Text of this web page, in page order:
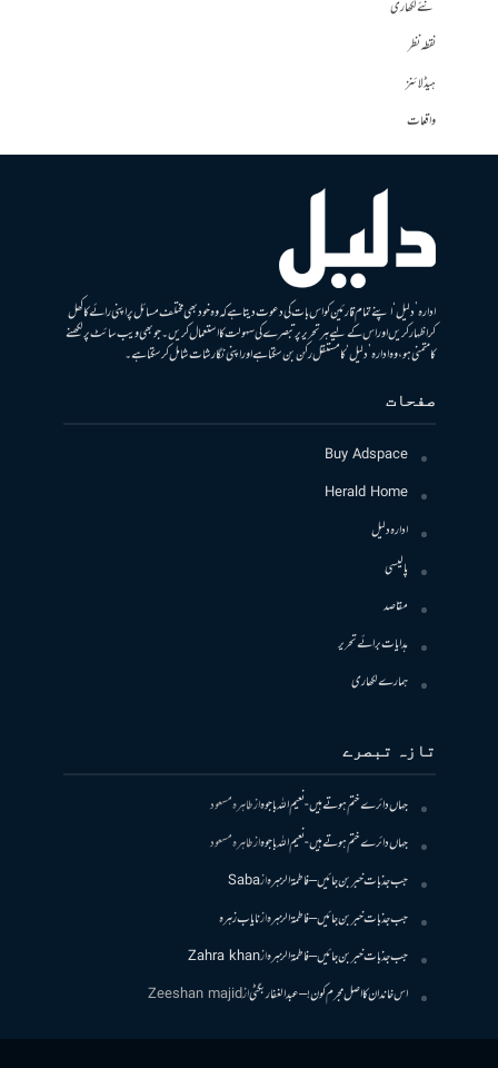
نئے لکھاری
نقطہ نظر
ہیڈلائنز
واقعات
ادارہ ’دلیل‘ اپنے تمام قارئین کو اس بات کی دعوت دیتا ہے کہ وہ خود بھی مختلف مسائل پر اپنی رائے کا کھل
کر اظہار کریں اور اس کے لیے ہر تحریر پر تبصرے کی سہولت کا استعمال کریں۔ جو بھی ویب سائٹ پر لکھنے
کا متمنی ہو، وہ ادارہ ’دلیل‘ کا مستقل رکن بن سکتا ہے اور اپنی نگارشات شامل کرسکتا ہے۔
صفحات
Buy Adspace
Herald Home
ادارہ دلیل
پالیسی
مقاصد
ہدایات برائے تحریر
ہمارے لکھاری
تازہ تبصرے
جہاں دائرے ختم ہوتے ہیں- نعیم اللہ باجوہازطاہرہ مسعود
جہاں دائرے ختم ہوتے ہیں- نعیم اللہ باجوہازطاہرہ مسعود
جب جذبات خبر بن جائیں – فاطمۃالزہرہازSaba
جب جذبات خبر بن جائیں – فاطمۃالزہرہازنایاب زہرہ
جب جذبات خبر بن جائیں – فاطمۃالزہرہازZahra khan
اس خاندان کا اصل مجرم کون! – عبدالغفار بگٹیازZeeshan majid